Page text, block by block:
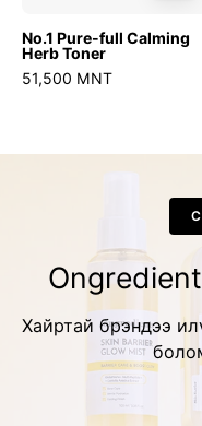
No.1 Pure-full Calming
Herb Toner
51,500 MNT
Хайртай брэндээ